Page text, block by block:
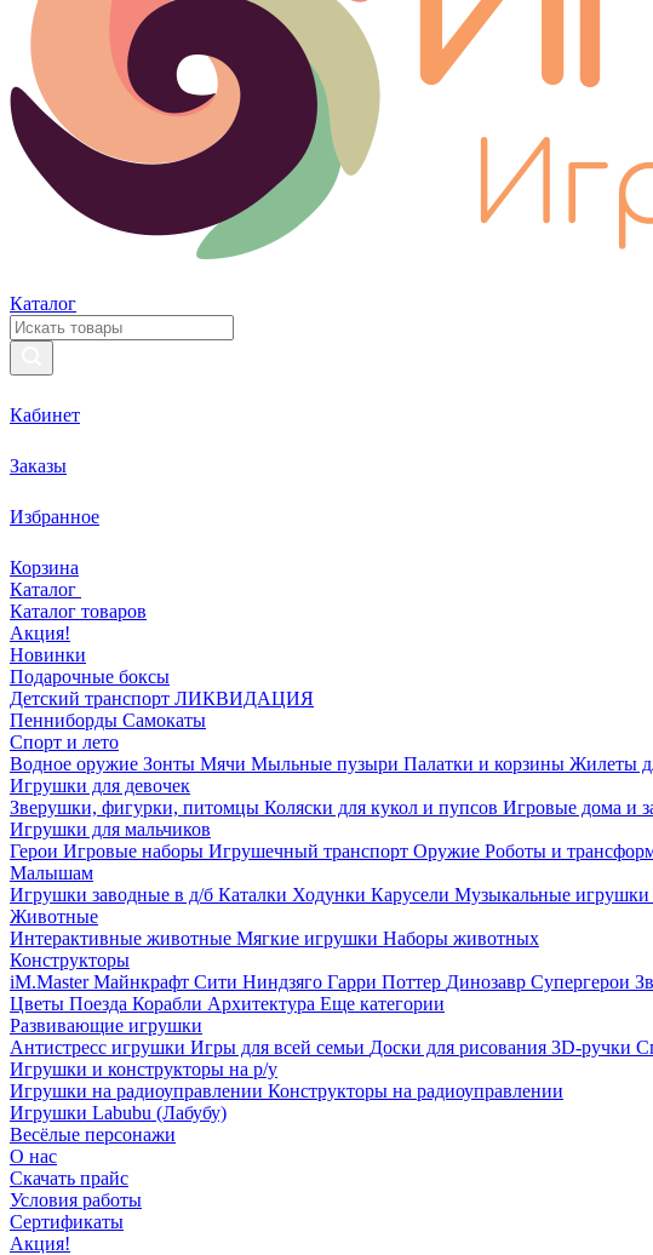
Каталог
Кабинет
Заказы
Избранное
Корзина
Каталог
Каталог товаров
Акция!
Новинки
Подарочные боксы
Детский транспорт ЛИКВИДАЦИЯ
Пенниборды Самокаты
Спорт и лето
Водное оружие Зонты Мячи Мыльные пузыри Палатки и корзины Жилеты
Игрушки для девочек
Зверушки, фигурки, питомцы Коляски для кукол и пупсов Игровые дома и
Игрушки для мальчиков
Герои Игровые наборы Игрушечный транспорт Оружие Роботы и
Малышам
Игрушки заводные в д/б Каталки Ходунки Карусели Музыкальные игрушки
Животные
Интерактивные животные Мягкие игрушки Наборы животных
Конструкторы
iM.Master Майнкрафт Сити Ниндзяго Гарри Поттер Динозавр Супергерои
Цветы Поезда Корабли Архитектура Еще категории
Развивающие игрушки
Антистресс игрушки Игры для всей семьи Доски для рисования 3D-ручки
Игрушки и конструкторы на р/у
Игрушки на радиоуправлении Конструкторы на радиоуправлении
Игрушки Labubu (Лабубу)
Весёлые персонажи
О нас
Скачать прайс
Условия работы
Сертификаты
Акция!